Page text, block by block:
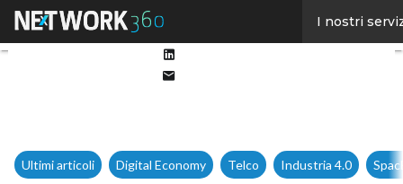
I nostri
Ultimi articoli Digital Economy Telco Industria 4.0